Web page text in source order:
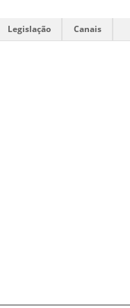
Legislação Canais